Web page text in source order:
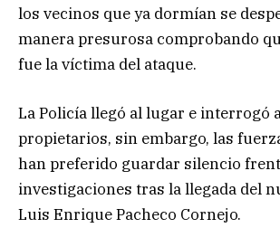
los vecinos que ya dormían se
manera presurosa comprobando
fue la víctima del ataque.
La Policía llegó al lugar e interrogó
propietarios, sin embargo, las
han preferido guardar silencio
investigaciones tras la llegada del
Luis Enrique Pacheco Cornejo.